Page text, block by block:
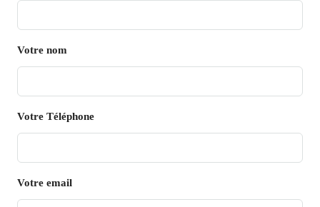
Votre nom
Votre Téléphone
Votre email